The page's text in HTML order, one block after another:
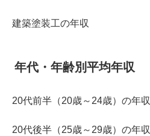
建築塗装工の年収
年代・年齢別平均年収
20代前半（20歳～24歳）の年収
20代後半（25歳～29歳）の年収